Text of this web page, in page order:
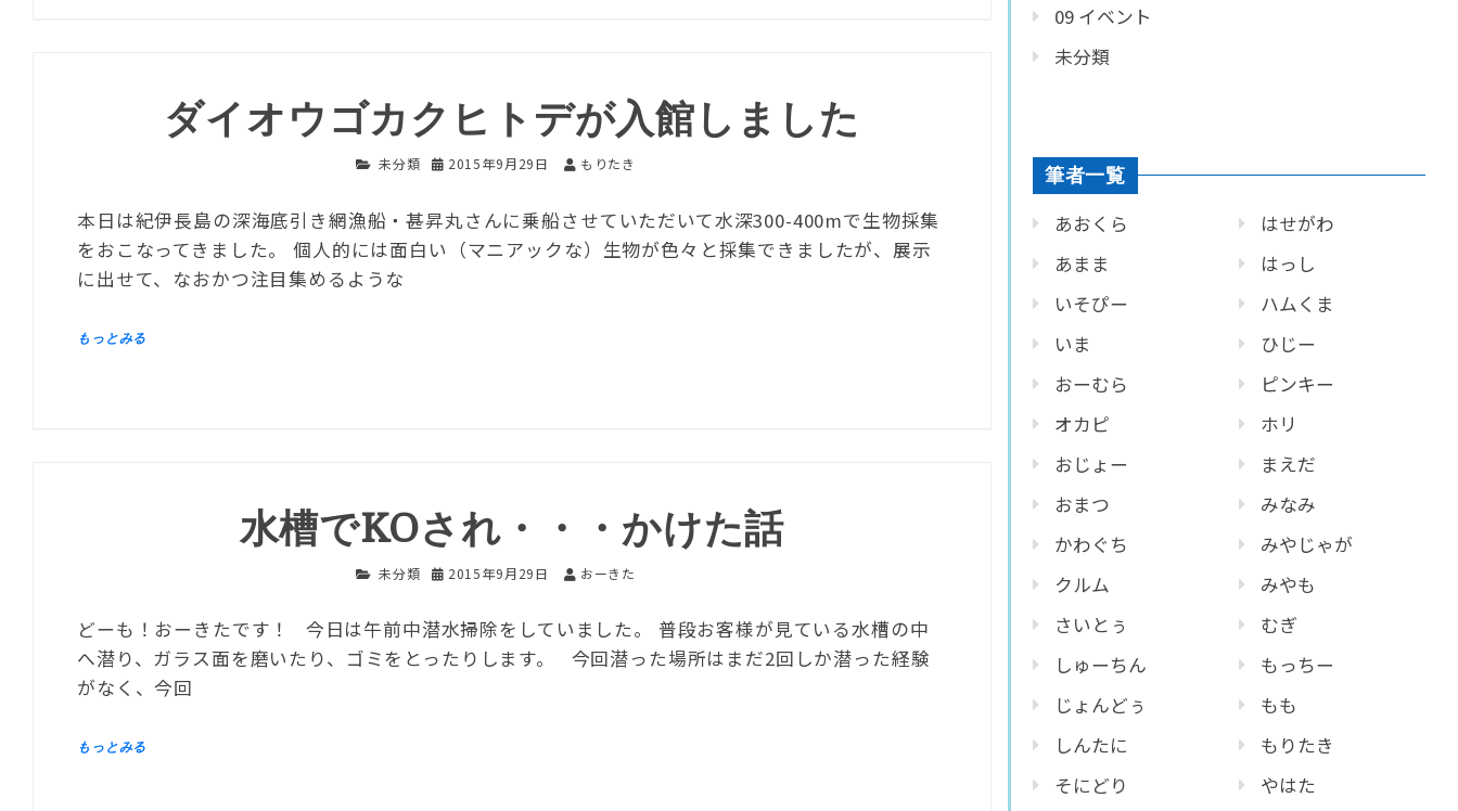
ダイオウゴカクヒトデが入館しました
未分類 2015年9月29日 もりたき
本日は紀伊長島の深海底引き網漁船・甚昇丸さんに乗船させていただいて水深300-400mで生物採集
をおこなってきました。 個人的には面白い（マニアックな）生物が色々と採集できましたが、展示
に出せて、なおかつ注目集めるような
水槽でKOされ・・・かけた話
未分類 2015年9月29日 おーきた
どーも！おーきたです！ 今日は午前中潜水掃除をしていました。 普段お客様が見ている水槽の中
へ潜り、ガラス面を磨いたり、ゴミをとったりします。 今回潜った場所はまだ2回しか潜った経験
がなく、今回
09 イベント
未分類
筆者一覧
あおくら
あまま
いそぴー
いま
おーむら
オカピ
おじょー
おまつ
かわぐち
クルム
さいとぅ
しゅーちん
じょんどぅ
しんたに
そにどり
はせがわ
はっし
ハムくま
ひじー
ピンキー
ホリ
まえだ
みなみ
みやじゃが
みやも
むぎ
もっちー
もも
もりたき
やはた